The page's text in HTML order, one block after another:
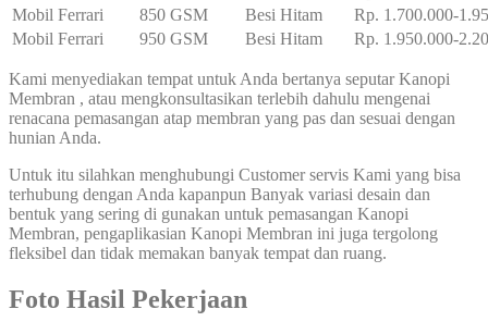
Mobil Ferrari
850 GSM Besi Hitam
Rp. 1.700.000-
Mobil Ferrari
950 GSM Besi Hitam Rp. 1.950.000-
Kami menyediakan tempat untuk Anda bertanya seputar Kanopi
Membran , atau mengkonsultasikan terlebih dahulu mengenai
renacana pemasangan atap membran yang pas dan sesuai dengan
hunian Anda.
Untuk itu silahkan menghubungi Customer servis Kami yang bisa
terhubung dengan Anda kapanpun Banyak variasi desain dan
bentuk yang sering di gunakan untuk pemasangan Kanopi
Membran, pengaplikasian Kanopi Membran ini juga tergolong
fleksibel dan tidak memakan banyak tempat dan ruang.
Foto Hasil Pekerjaan